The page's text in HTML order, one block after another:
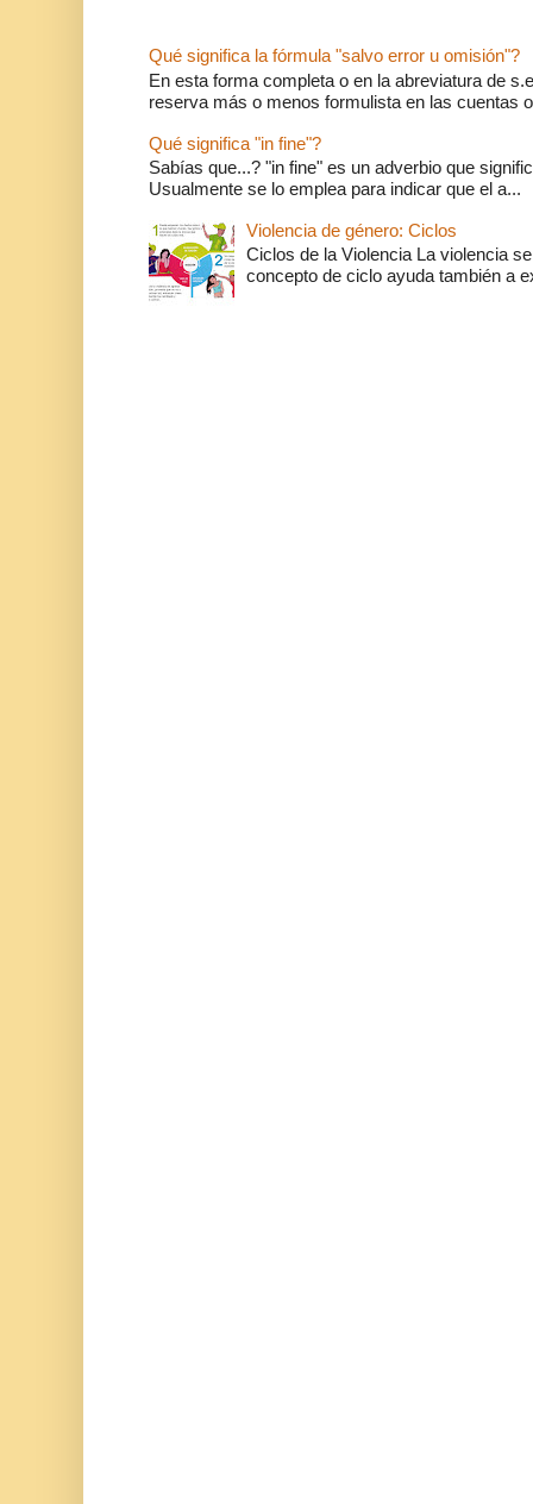
Qué significa la fórmula "salvo error u omisión"?
En esta forma completa o en la abreviatura de
reserva más o menos formulista en las cuentas
Qué significa "in fine"?
Sabías que...? "in fine" es un adverbio que
Usualmente se lo emplea para indicar que el a...
Violencia de género: Ciclos
Ciclos de la Violencia La violencia
concepto de ciclo ayuda también a